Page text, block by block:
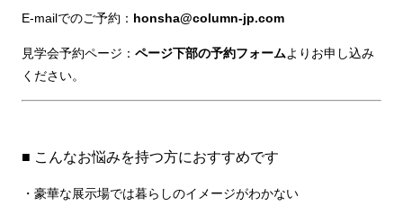
E-mailでのご予約： honsha@column-jp.com
見学会予約ページ：ページ下部の予約フォームよりお申し込み
ください。
■ こんなお悩みを持つ方におすすめです
・豪華な展示場では暮らしのイメージがわかない